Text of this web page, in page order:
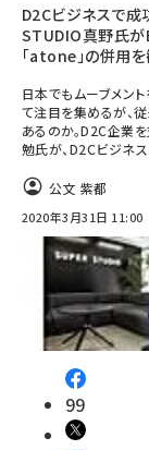
D2Cビジネスで成
STUDIO真野氏が
「atone」の併用
日本でもムーブメン
て注目を集めるが、
あるのか。D2C企業
勉氏が、D2Cビジネ
公文 紫都
2020年3月31日 11:00
99